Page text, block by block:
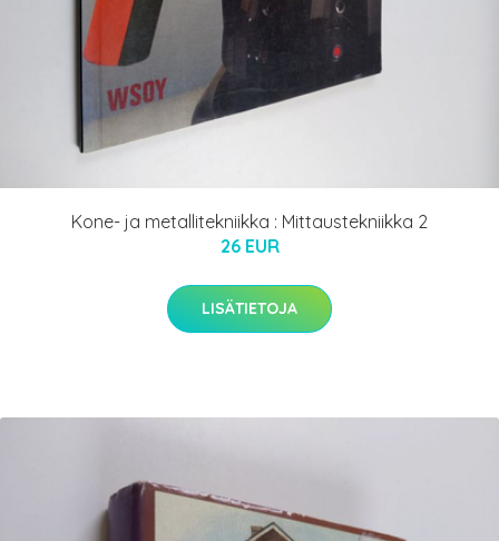
Kone- ja metallitekniikka : Mittaustekniikka 2
26 EUR
LISÄTIETOJA